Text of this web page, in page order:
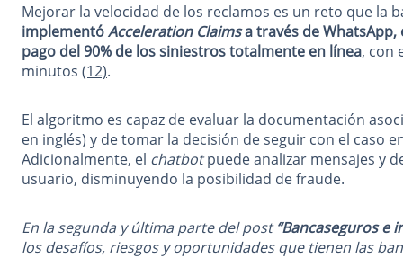
Mejorar la velocidad de los reclamos es un reto que la
implementóAcceleration Claimsa través de WhatsApp,
pago del 90% de los siniestros totalmente en línea, con
minutos (12).
El algoritmo es capaz de evaluar la documentación
en inglés) y de tomar la decisión de seguir con el
Adicionalmente, el chatbotpuede analizar mensajes y
usuario, disminuyendo la posibilidad de fraude.
En la segunda y última parte del post“Bancaseguros e
los desafíos, riesgos y oportunidades que tienen las